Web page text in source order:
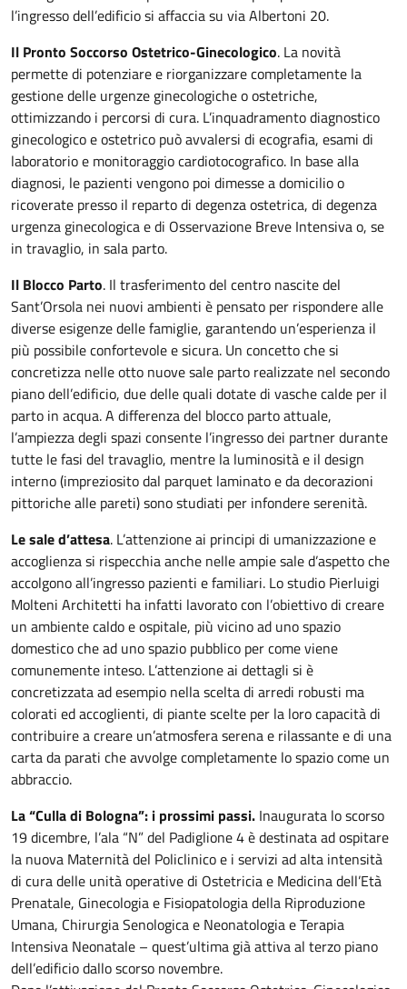
l’ingresso dell’edificio si affaccia su via Albertoni 20.
Il Pronto Soccorso Ostetrico-Ginecologico. La novità
permette di potenziare e riorganizzare completamente la
gestione delle urgenze ginecologiche o ostetriche,
ottimizzando i percorsi di cura. L’inquadramento diagnostico
ginecologico e ostetrico può avvalersi di ecografia, esami di
laboratorio e monitoraggio cardiotocografico. In base alla
diagnosi, le pazienti vengono poi dimesse a domicilio o
ricoverate presso il reparto di degenza ostetrica, di degenza
urgenza ginecologica e di Osservazione Breve Intensiva o, se
in travaglio, in sala parto.
Il Blocco Parto. Il trasferimento del centro nascite del
Sant’Orsola nei nuovi ambienti è pensato per rispondere alle
diverse esigenze delle famiglie, garantendo un’esperienza il
più possibile confortevole e sicura. Un concetto che si
concretizza nelle otto nuove sale parto realizzate nel secondo
piano dell’edificio, due delle quali dotate di vasche calde per il
parto in acqua. A differenza del blocco parto attuale,
l’ampiezza degli spazi consente l’ingresso dei partner durante
tutte le fasi del travaglio, mentre la luminosità e il design
interno (impreziosito dal parquet laminato e da decorazioni
pittoriche alle pareti) sono studiati per infondere serenità.
Le sale d’attesa. L’attenzione ai principi di umanizzazione e
accoglienza si rispecchia anche nelle ampie sale d’aspetto che
accolgono all’ingresso pazienti e familiari. Lo studio Pierluigi
Molteni Architetti ha infatti lavorato con l’obiettivo di creare
un ambiente caldo e ospitale, più vicino ad uno spazio
domestico che ad uno spazio pubblico per come viene
comunemente inteso. L’attenzione ai dettagli si è
concretizzata ad esempio nella scelta di arredi robusti ma
colorati ed accoglienti, di piante scelte per la loro capacità di
contribuire a creare un’atmosfera serena e rilassante e di una
carta da parati che avvolge completamente lo spazio come un
abbraccio.
La “Culla di Bologna”: i prossimi passi. Inaugurata lo scorso
19 dicembre, l’ala “N” del Padiglione 4 è destinata ad ospitare
la nuova Maternità del Policlinico e i servizi ad alta intensità
di cura delle unità operative di Ostetricia e Medicina dell’Età
Prenatale, Ginecologia e Fisiopatologia della Riproduzione
Umana, Chirurgia Senologica e Neonatologia e Terapia
Intensiva Neonatale – quest’ultima già attiva al terzo piano
dell’edificio dallo scorso novembre.